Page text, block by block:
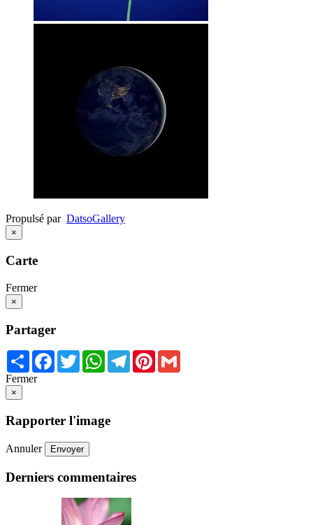
Propulsé par DatsoGallery
×
Carte
Fermer
×
Partager
Share Facebook
TwitterWhatsApp
TelegramPinterest
Fermer
×
Rapporter l'image
Annuler Envoyer
Derniers commentaires